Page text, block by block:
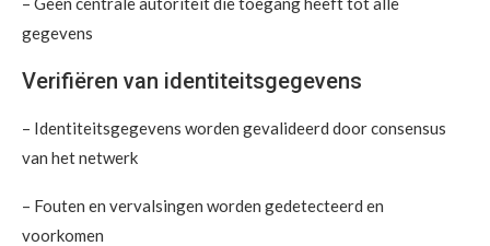
gegevens
Verifiëren van identiteitsgegevens
– Identiteitsgegevens worden gevalideerd door consensus
van het netwerk
– Fouten en vervalsingen worden gedetecteerd en
voorkomen